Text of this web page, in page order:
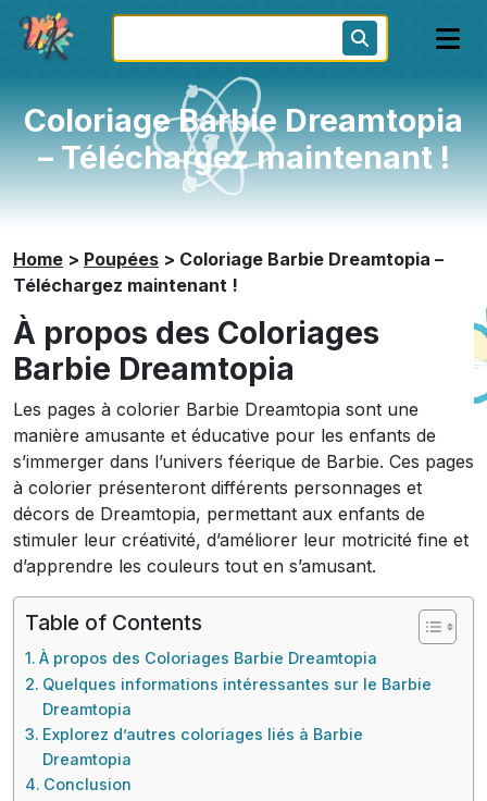
Coloriage Barbie Dreamtopia
– Téléchargez maintenant !
Home > Poupées > Coloriage Barbie Dreamtopia –
Téléchargez maintenant !
À propos des Coloriages
Barbie Dreamtopia
Les pages à colorier Barbie Dreamtopia sont une
manière amusante et éducative pour les enfants de
s’immerger dans l’univers féerique de Barbie. Ces pages
à colorier présenteront différents personnages et
décors de Dreamtopia, permettant aux enfants de
stimuler leur créativité, d’améliorer leur motricité fine et
d’apprendre les couleurs tout en s’amusant.
Table of Contents
À propos des Coloriages Barbie Dreamtopia
Quelques informations intéressantes sur le Barbie
Dreamtopia
Explorez d’autres coloriages liés à Barbie
Dreamtopia
Conclusion